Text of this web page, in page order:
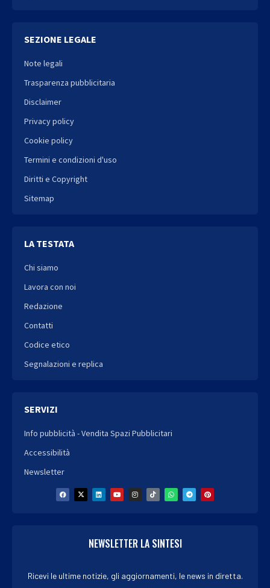
SEZIONE LEGALE
Note legali
Trasparenza pubblicitaria
Disclaimer
Privacy policy
Cookie policy
Termini e condizioni d'uso
Diritti e Copyright
Sitemap
LA TESTATA
Chi siamo
Lavora con noi
Redazione
Contatti
Codice etico
Segnalazioni e replica
SERVIZI
Info pubblicità - Vendita Spazi Pubblicitari
Accessibilità
Newsletter
NEWSLETTER LA SINTESI
Ricevi le ultime notizie, gli aggiornamenti, le news in diretta.